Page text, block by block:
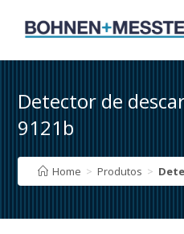
Detector de
9121b
Home > Produtos >